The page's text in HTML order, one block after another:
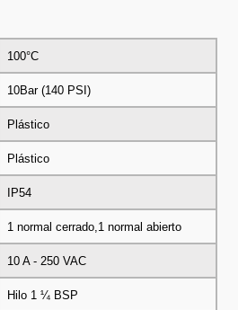
100°C
10Bar (140 PSI)
Plástico
Plástico
IP54
1 normal cerrado,1 normal abierto
10 A - 250 VAC
Hilo 1 ¼ BSP